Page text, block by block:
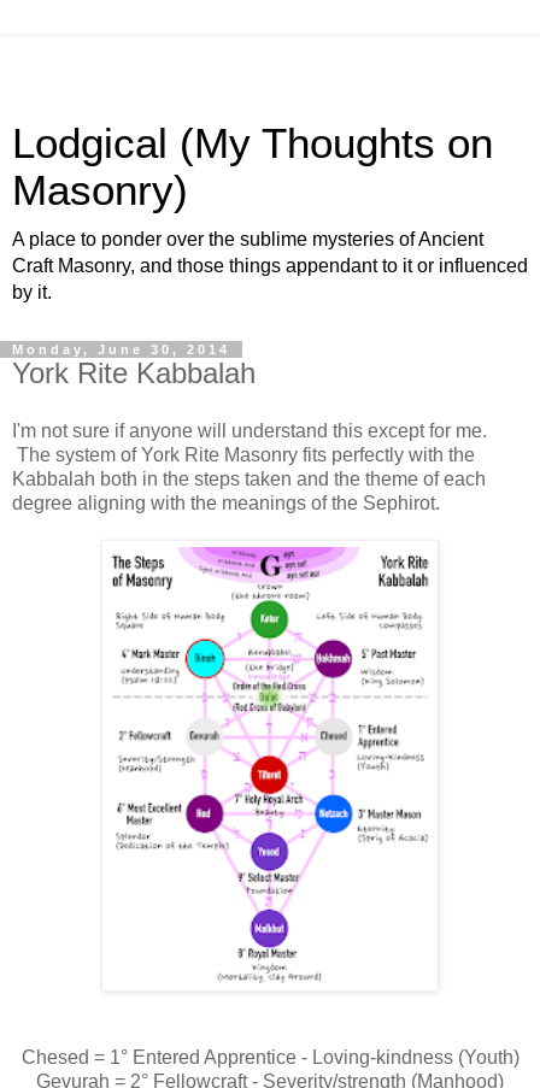
Lodgical (My Thoughts on
Masonry)
A place to ponder over the sublime mysteries of Ancient
Craft Masonry, and those things appendant to it or influenced
by it.
Monday, June 30, 2014
York Rite Kabbalah
I'm not sure if anyone will understand this except for me.
The system of York Rite Masonry fits perfectly with the
Kabbalah both in the steps taken and the theme of each
degree aligning with the meanings of the Sephirot.
Chesed = 1° Entered Apprentice - Loving-kindness (Youth)
Gevurah = 2° Fellowcraft - Severity/strength (Manhood)